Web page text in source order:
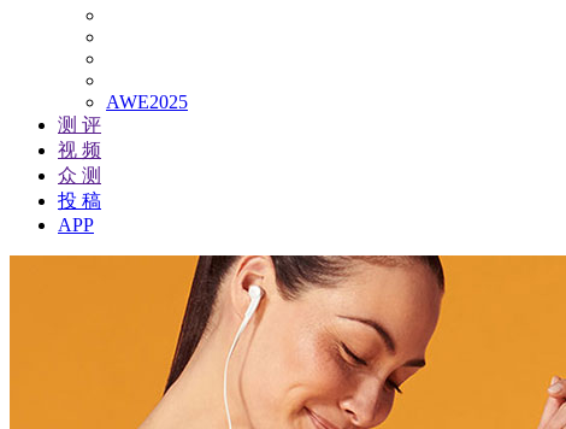
AWE2025
测 评
视 频
众 测
投 稿
APP